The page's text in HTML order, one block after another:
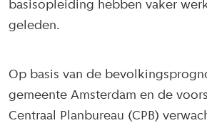
basisopleiding hebben vaker
geleden.
Op basis van de
gemeente Amsterdam en de
Centraal Planbureau (CPB)